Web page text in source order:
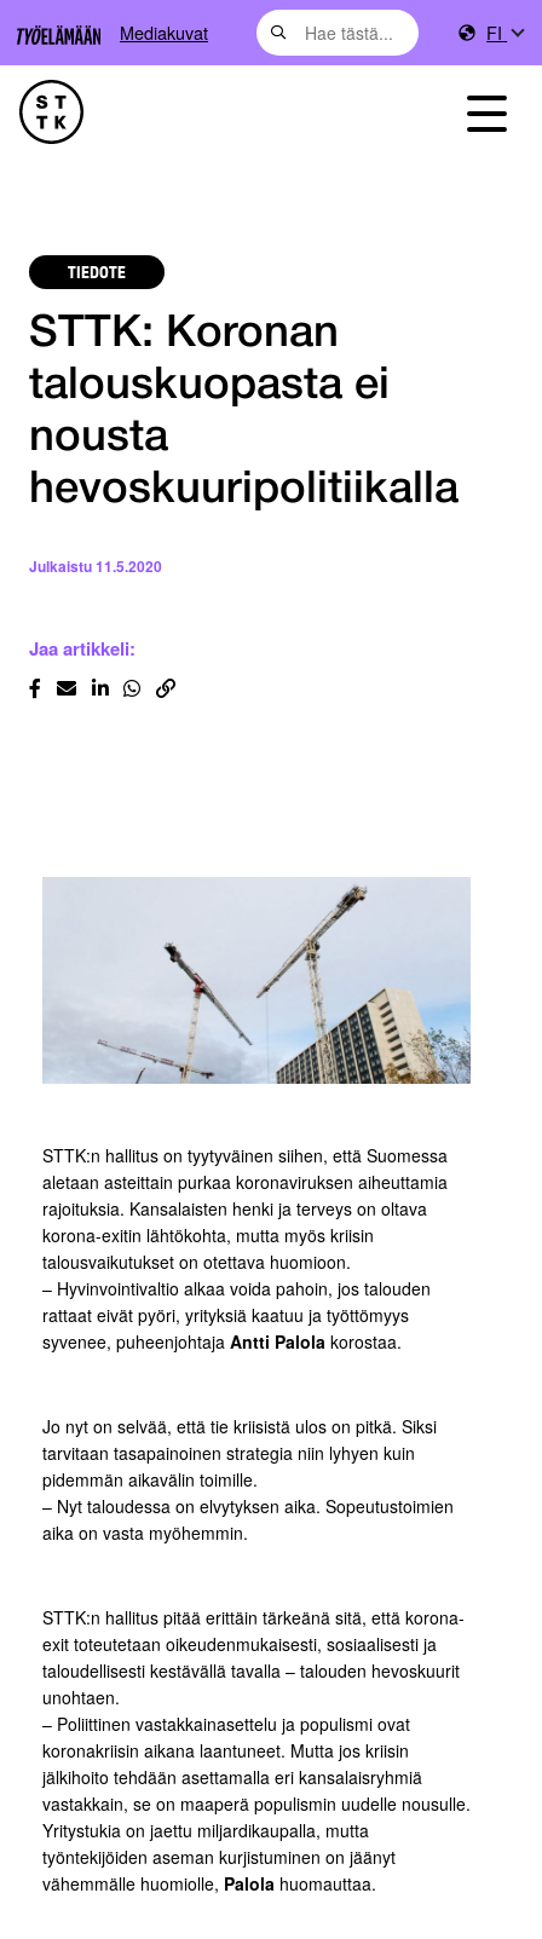
Mediakuvat FI
TIEDOTE
STTK: Koronan
talouskuopasta ei
nousta
hevoskuuripolitiikalla
Julkaistu11.5.2020
Jaa artikkeli:
STTK:n hallitus on tyytyväinen siihen, että Suomessa
aletaan asteittain purkaa koronaviruksen aiheuttamia
rajoituksia. Kansalaisten henki ja terveys on oltava
korona-exitin lähtökohta, mutta myös kriisin
talousvaikutukset on otettava huomioon.
– Hyvinvointivaltio alkaa voida pahoin, jos talouden
rattaat eivät pyöri, yrityksiä kaatuu ja työttömyys
syvenee, puheenjohtaja Antti Palola korostaa.
Jo nyt on selvää, että tie kriisistä ulos on pitkä. Siksi
tarvitaan tasapainoinen strategia niin lyhyen kuin
pidemmän aikavälin toimille.
– Nyt taloudessa on elvytyksen aika. Sopeutustoimien
aika on vasta myöhemmin.
STTK:n hallitus pitää erittäin tärkeänä sitä, että korona-
exit toteutetaan oikeudenmukaisesti, sosiaalisesti ja
taloudellisesti kestävällä tavalla – talouden hevoskuurit
unohtaen.
– Poliittinen vastakkainasettelu ja populismi ovat
koronakriisin aikana laantuneet. Mutta jos kriisin
jälkihoito tehdään asettamalla eri kansalaisryhmiä
vastakkain, se on maaperä populismin uudelle nousulle.
Yritystukia on jaettu miljardikaupalla, mutta
työntekijöiden aseman kurjistuminen on jäänyt
vähemmälle huomiolle, Palola huomauttaa.